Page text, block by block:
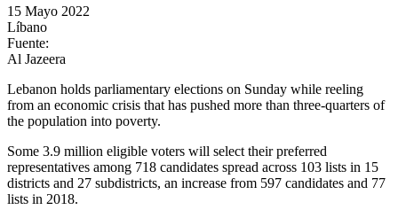
15 Mayo 2022
Líbano
Fuente:
Al Jazeera
Lebanon holds parliamentary elections on Sunday while reeling
from an economic crisis that has pushed more than three-quarters of
the population into poverty.
Some 3.9 million eligible voters will select their preferred
representatives among 718 candidates spread across 103 lists in 15
districts and 27 subdistricts, an increase from 597 candidates and 77
lists in 2018.